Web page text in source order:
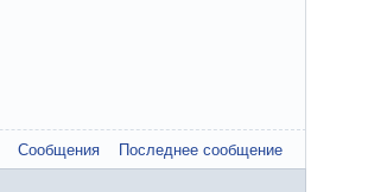
Сообщения Последнее сообщение